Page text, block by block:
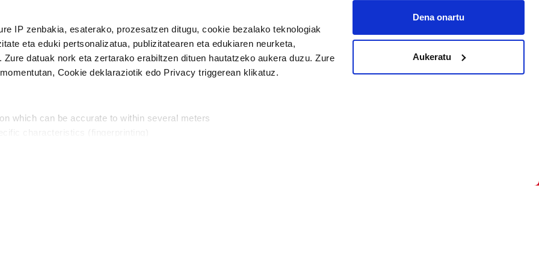
IP zenbakia, esaterako, prozesatzen ditugu, cookie bezalako teknologiak
eta eduki pertsonalizatua, publizitatearen eta edukiaren neurketa,
datuak nork eta zertarako erabiltzen dituen hautatzeko aukera duzu. Zure
Cookie deklaraziotik edo Privacy triggerean klikatuz.
which can be accurate to within several meters
Dena onartu
Aukeratu
Harpidetu
modu librean kontatzea da gure eginkizuna. Horretarako zure ekarpena